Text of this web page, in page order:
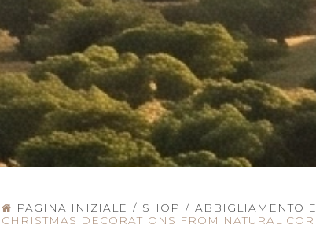
PAGINA INIZIALE / SHOP / ABBIGLIAMENTO
CHRISTMAS DECORATIONS FROM NATURAL